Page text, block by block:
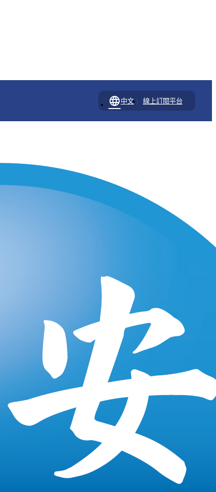
language 中文 | 線上訂閱平台